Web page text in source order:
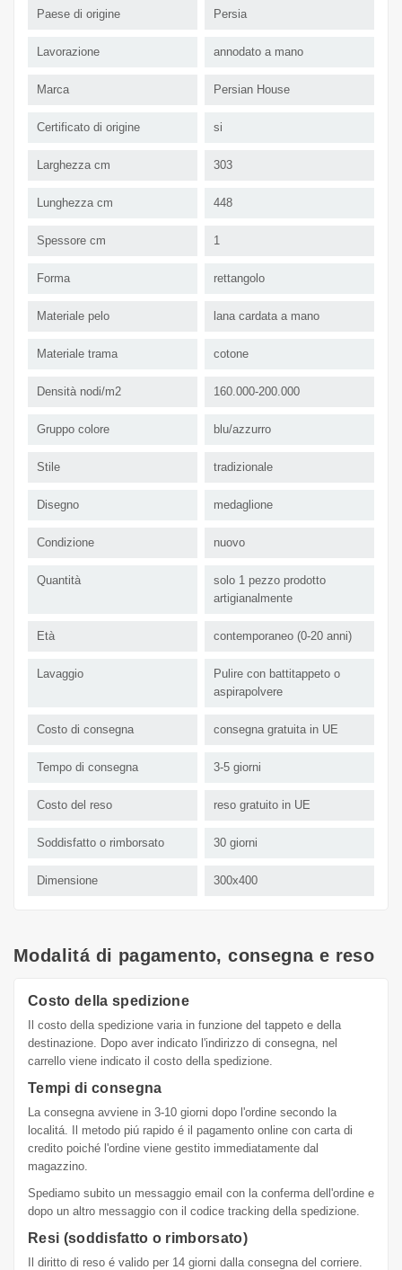
Paese di origine Persia
Lavorazione annodato a mano
Marca Persian House
Certificato di origine si
Larghezza cm 303
Lunghezza cm 448
Spessore cm 1
Forma rettangolo
Materiale pelo lana cardata a mano
Materiale trama cotone
Densità nodi/m2 160.000-200.000
Gruppo colore blu/azzurro
Stile tradizionale
Disegno medaglione
Condizione nuovo
Quantità
solo 1 pezzo prodotto
artigianalmente
Età contemporaneo (0-20 anni)
Lavaggio
Pulire con battitappeto o
aspirapolvere
Costo di consegna consegna gratuita in UE
Tempo di consegna 3-5 giorni
Costo del reso reso gratuito in UE
Soddisfatto o rimborsato 30 giorni
Dimensione 300x400
Modalitá di pagamento, consegna e reso
Costo della spedizione
Il costo della spedizione varia in funzione del tappeto e della
destinazione. Dopo aver indicato l'indirizzo di consegna, nel
carrello viene indicato il costo della spedizione.
Tempi di consegna
La consegna avviene in 3-10 giorni dopo l'ordine secondo la
localitá. Il metodo piú rapido é il pagamento online con carta di
credito poiché l'ordine viene gestito immediatamente dal
magazzino.
Spediamo subito un messaggio email con la conferma dell'ordine e
dopo un altro messaggio con il codice tracking della spedizione.
Resi (soddisfatto o rimborsato)
Il diritto di reso é valido per 14 giorni dalla consegna del corriere.